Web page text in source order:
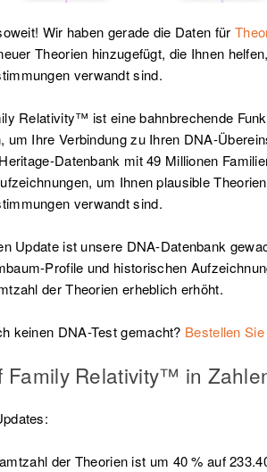
Wir haben gerade die Daten für
Theorien hinzugefügt, die Ihnen
verwandt sind.
Relativity™ ist eine bahnbrechende
um Ihre Verbindung zu Ihren DNA-
Datenbank mit 49 Millionen
um Ihnen plausible
verwandt sind.
Update ist unsere DNA-Datenbank
Profile und historischen
der Theorien erheblich erhöht.
keinen DNA-Test gemacht? Bestellen
Family Relativity™ in
der Theorien ist um 40 % auf